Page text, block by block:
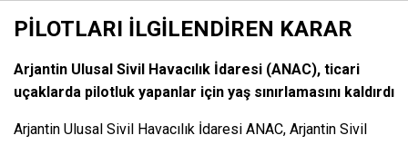
PİLOTLARI İLGİLENDİREN KARAR
Arjantin Ulusal Sivil Havacılık İdaresi (ANAC), ticari
uçaklarda pilotluk yapanlar için yaş sınırlamasını kaldırdı
Arjantin Ulusal Sivil Havacılık İdaresi ANAC, Arjantin Sivil